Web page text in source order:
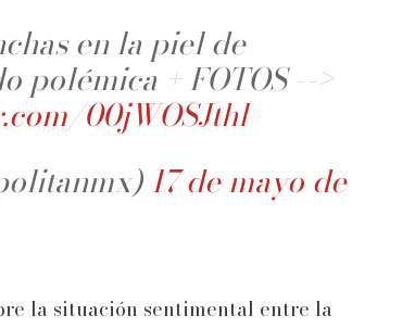
en la piel de
polémica + FOTOS -->
00jWOSJthl
17 de mayo de
la situación sentimental entre la